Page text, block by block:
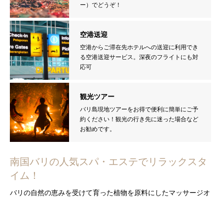
ー）でどうぞ！
空港送迎
空港からご滞在先ホテルへの送迎に利用でき
る空港送迎サービス。深夜のフライトにも対
応可
観光ツアー
バリ島現地ツアーをお得で便利に簡単にご予
約ください！観光の行き先に迷った場合など
お勧めです。
南国バリの人気スパ・エステでリラックスタ
イム！
バリの自然の恵みを受けて育った植物を原料にしたマッサージオ